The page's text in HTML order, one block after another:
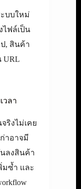
ะบบใหม่
ไฟล์เป็น
, สินค้า
URL
วลา
ริงไม่เคย
าอาจมี
ลงสินค้า
ซ้ำ และ